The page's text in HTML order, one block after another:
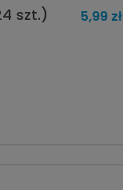
szt.) 5,99 zł